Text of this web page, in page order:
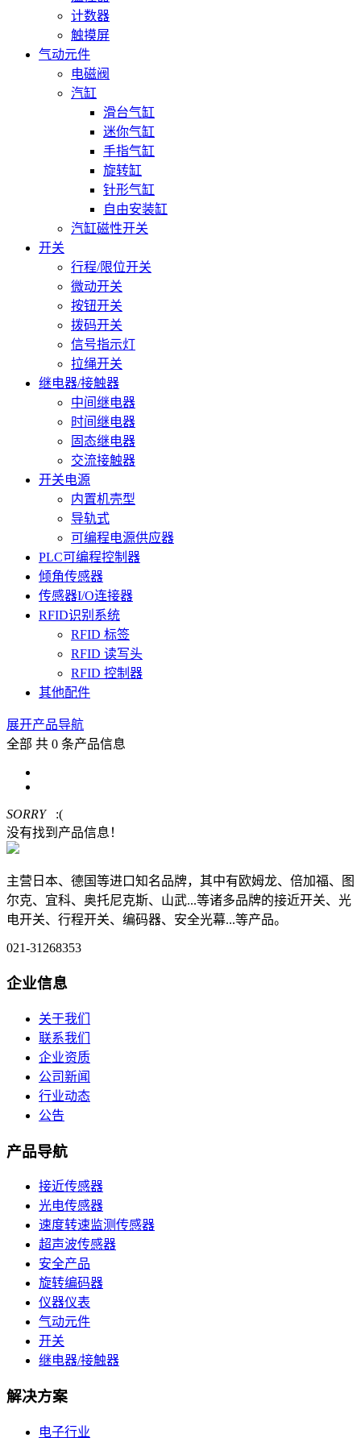
计数器
触摸屏
气动元件
电磁阀
汽缸
滑台气缸
迷你气缸
手指气缸
旋转缸
针形气缸
自由安装缸
汽缸磁性开关
开关
行程/限位开关
微动开关
按钮开关
拨码开关
信号指示灯
拉绳开关
继电器/接触器
中间继电器
时间继电器
固态继电器
交流接触器
开关电源
内置机壳型
导轨式
可编程电源供应器
PLC可编程控制器
倾角传感器
传感器I/O连接器
RFID识别系统
RFID 标签
RFID 读写头
RFID 控制器
其他配件
展开产品导航
全部 共 0 条产品信息
SORRY
:(
没有找到产品信息！
主营日本、德国等进口知名品牌，其中有欧姆龙、倍加福、图
尔克、宜科、奥托尼克斯、山武...等诸多品牌的接近开关、光
电开关、行程开关、编码器、安全光幕...等产品。
021-31268353
企业信息
关于我们
联系我们
企业资质
公司新闻
行业动态
公告
产品导航
接近传感器
光电传感器
速度转速监测传感器
超声波传感器
安全产品
旋转编码器
仪器仪表
气动元件
开关
继电器/接触器
解决方案
电子行业